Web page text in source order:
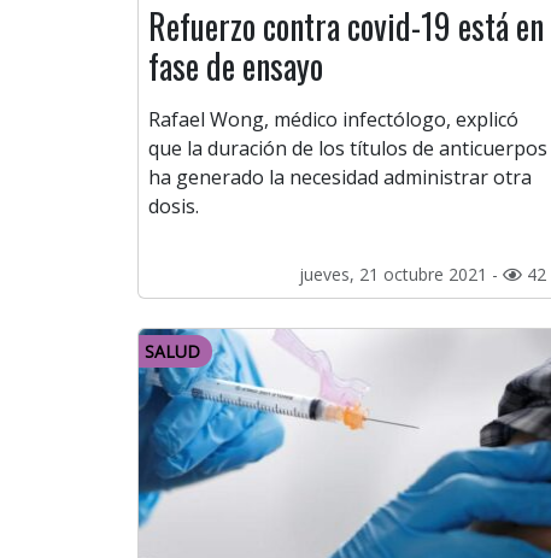
Refuerzo contra covid-19 está en
fase de ensayo
Rafael Wong, médico infectólogo, explicó
que la duración de los títulos de anticuerpos
ha generado la necesidad administrar otra
dosis.
jueves, 21 octubre 2021 - 42
SALUD